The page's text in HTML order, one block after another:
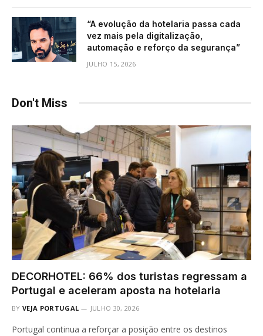
“A evolução da hotelaria passa cada
vez mais pela digitalização,
automação e reforço da segurança”
JULHO 15, 2026
Don't Miss
DECORHOTEL: 66% dos turistas regressam a
Portugal e aceleram aposta na hotelaria
BY VEJA PORTUGAL JULHO 30, 2026
Portugal continua a reforçar a posição entre os destinos